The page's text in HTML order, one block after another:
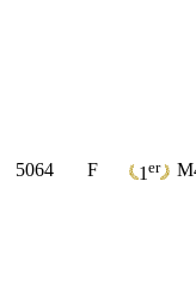
5064 F 1 er